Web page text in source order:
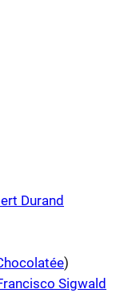
Durand
)
Sigwald